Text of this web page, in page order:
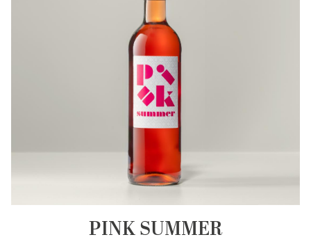
PINK SUMMER